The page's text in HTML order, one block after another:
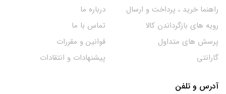
راهنما خرید ، پرداخت و ارسال
رویه های بازگرداندن کالا
پرسش های متداول
گارانتی
درباره ما
تماس با ما
قوانین و مقررات
پیشنهادات و انتقادات
آدرس و تلفن